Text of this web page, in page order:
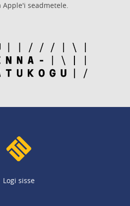
Apple'i seadmetele.
Logi sisse